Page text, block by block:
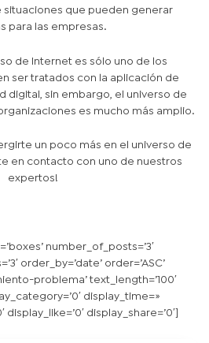
situaciones que pueden generar
para las empresas.
de Internet es sólo uno de los
ser tratados con la aplicación de
digital, sin embargo, el universo de
es mucho más amplio.
un poco más en el universo de
en contacto con uno de nuestros
expertos!
number_of_posts=’3′
order_by=’date’ order=’ASC’
problema’ text_length=’100′
display_time=»
display_share=’0′]